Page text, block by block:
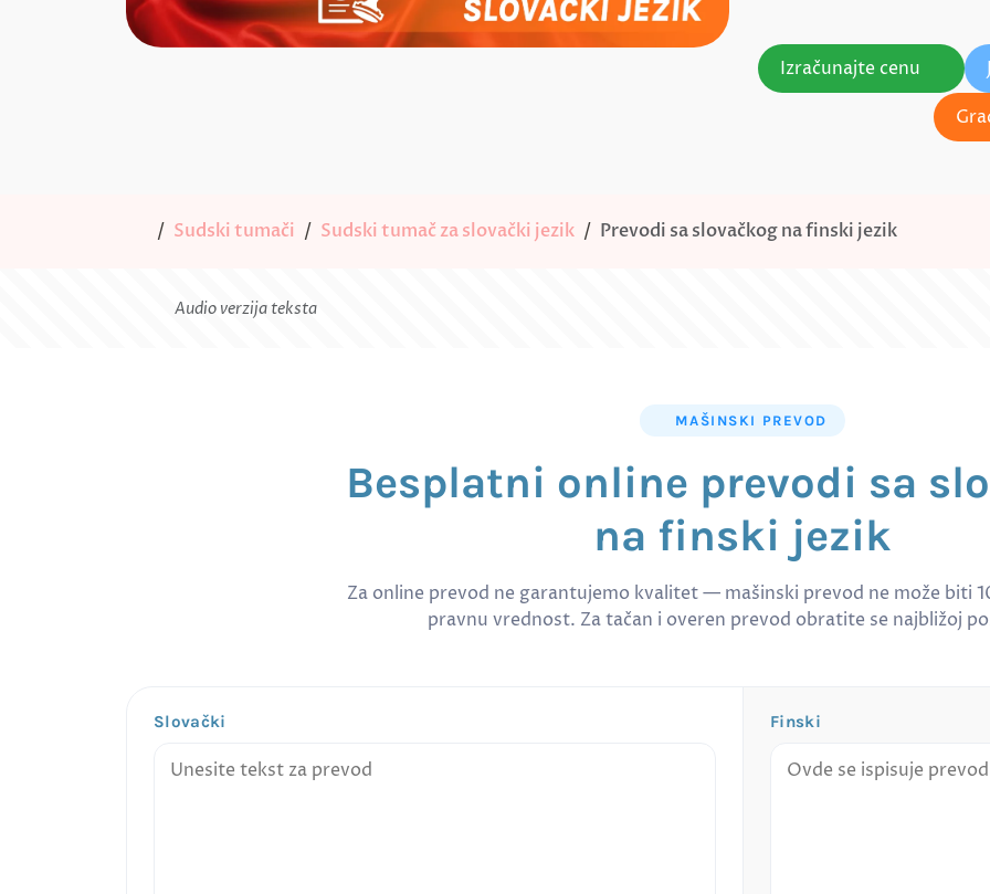
Izračunajte cenu
Sudski tumači Sudski tumač za slovački jezik Prevodi sa slovačkog na finski jezik
Audio verzija teksta
MAŠINSKI PREVOD
Besplatni online prevodi sa
na finski jezik
Za online prevod ne garantujemo kvalitet — mašinski prevod ne može biti
pravnu vrednost. Za tačan i overen prevod obratite se najbližoj
Slovački Finski